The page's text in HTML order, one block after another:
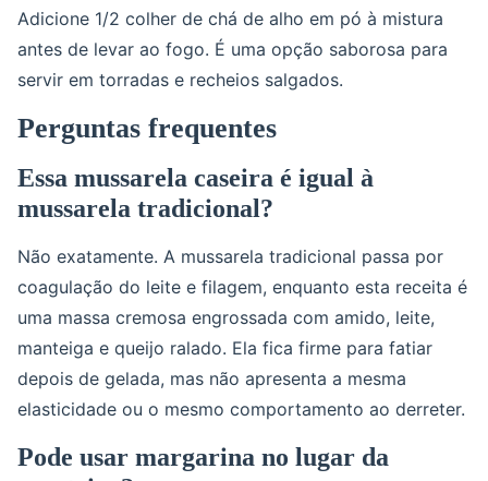
Adicione 1/2 colher de chá de alho em pó à mistura
antes de levar ao fogo. É uma opção saborosa para
servir em torradas e recheios salgados.
Perguntas frequentes
Essa mussarela caseira é igual à
mussarela tradicional?
Não exatamente. A mussarela tradicional passa por
coagulação do leite e filagem, enquanto esta receita é
uma massa cremosa engrossada com amido, leite,
manteiga e queijo ralado. Ela fica firme para fatiar
depois de gelada, mas não apresenta a mesma
elasticidade ou o mesmo comportamento ao derreter.
Pode usar margarina no lugar da